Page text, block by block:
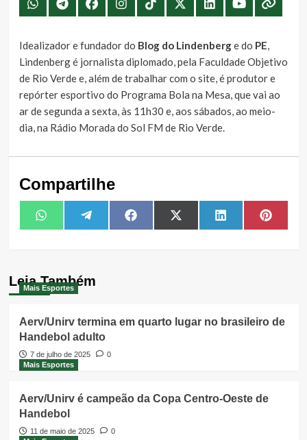
Idealizador e fundador do Blog do Lindenberge do PE,
Lindenberg é jornalista diplomado, pela Faculdade Objetivo
de Rio Verde e, além de trabalhar com o site, é produtor e
repórter esportivo do Programa Bola na Mesa, que vai ao
ar de segunda a sexta, às 11h30 e, aos sábados, ao meio-
dia, na Rádio Morada do Sol FM de Rio Verde.
Compartilhe
Share
on
WhatsAppShare
on
TelegramShare
on
FacebookShare
on
X
(Twitter)
Share
on
LinkedIn Share
on
Leia Também
Mais Esportes
Aerv/Unirv termina em quarto lugar no brasileiro de
Handebol adulto
7 de julho de 2025
0
Mais Esportes
Aerv/Unirv é campeão da Copa Centro-Oeste de
Handebol
11 de maio de 2025
0